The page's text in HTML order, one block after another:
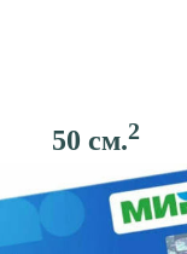
50 см.2